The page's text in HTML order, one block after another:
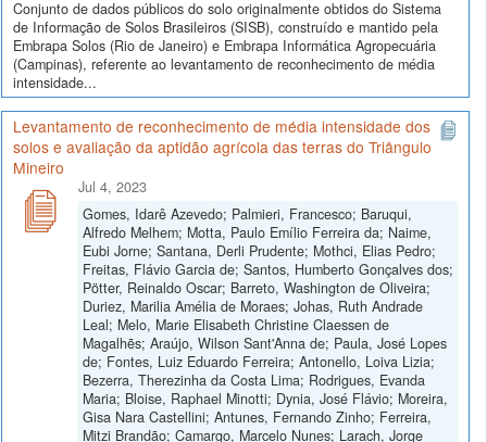
Conjunto de dados públicos do solo originalmente obtidos do Sistema
de Informação de Solos Brasileiros (SISB), construído e mantido pela
Embrapa Solos (Rio de Janeiro) e Embrapa Informática Agropecuária
(Campinas), referente ao levantamento de reconhecimento de média
intensidade...
Levantamento de reconhecimento de média intensidade dos
solos e avaliação da aptidão agrícola das terras do Triângulo
Mineiro
Jul 4, 2023
Gomes, Idarê Azevedo; Palmieri, Francesco; Baruqui,
Alfredo Melhem; Motta, Paulo Emílio Ferreira da; Naime,
Eubi Jorne; Santana, Derli Prudente; Mothci, Elias Pedro;
Freitas, Flávio Garcia de; Santos, Humberto Gonçalves dos;
Pötter, Reinaldo Oscar; Barreto, Washington de Oliveira;
Duriez, Marilia Amélia de Moraes; Johas, Ruth Andrade
Leal; Melo, Marie Elisabeth Christine Claessen de
Magalhẽs; Araújo, Wilson Sant'Anna de; Paula, José Lopes
de; Fontes, Luiz Eduardo Ferreira; Antonello, Loiva Lizia;
Bezerra, Therezinha da Costa Lima; Rodrigues, Evanda
Maria; Bloise, Raphael Minotti; Dynia, José Flávio; Moreira,
Gisa Nara Castellini; Antunes, Fernando Zinho; Ferreira,
Mitzi Brandão; Camargo, Marcelo Nunes; Larach, Jorge